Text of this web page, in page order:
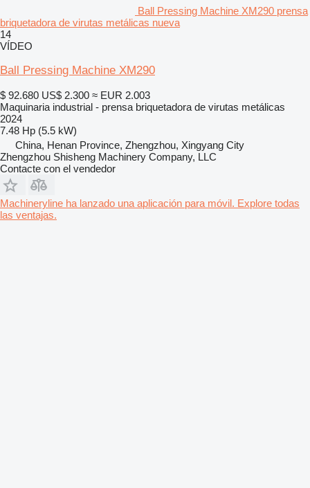
Ball Pressing Machine XM290 prensa
briquetadora de virutas metálicas nueva
14
VÍDEO
Ball Pressing Machine XM290
$ 92.680 US$ 2.300 ≈ EUR 2.003
Maquinaria industrial - prensa briquetadora de virutas metálicas
2024
7.48 Hp (5.5 kW)
China, Henan Province, Zhengzhou, Xingyang City
Zhengzhou Shisheng Machinery Company, LLC
Contacte con el vendedor
Machineryline ha lanzado una aplicación para móvil. Explore todas
las ventajas.